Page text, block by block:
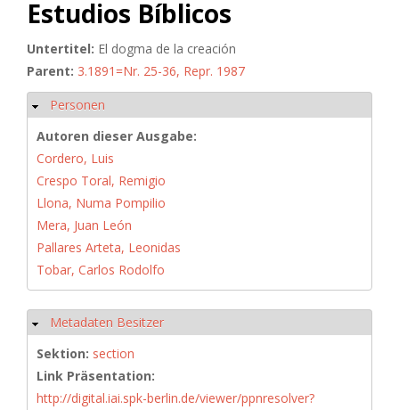
Estudios Bíblicos
Untertitel: El dogma de la creación
Parent: 3.1891=Nr. 25-36, Repr. 1987
Hide
Personen
Autoren dieser Ausgabe:
Cordero, Luis
Crespo Toral, Remigio
Llona, Numa Pompilio
Mera, Juan León
Pallares Arteta, Leonidas
Tobar, Carlos Rodolfo
Hide
Metadaten Besitzer
Sektion: section
Link Präsentation:
http://digital.iai.spk-berlin.de/viewer/ppnresolver?